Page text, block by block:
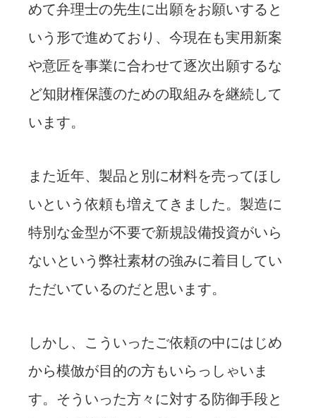
めて弁理士の先生に出願をお願いすると
いう形で進めており、今現在も実用新案
や意匠を事業に合わせて逐次出願するな
ど知財権保護のための取組みを継続して
います。
また近年、製品と別に材料を売ってほし
いという依頼も増えてきました。製造に
特別な金型が不要で新規設備投資がいら
ないという弊社素材の強みに着目してい
ただいているのだと思います。
しかし、こういったご依頼の中にはじめ
から模倣が目的の方もいらっしゃいま
す。そういった方々に対する防御手段と